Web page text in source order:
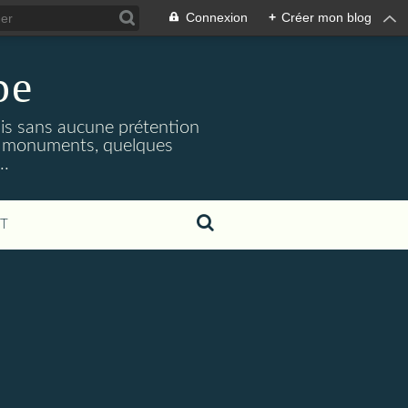
Connexion + Créer mon blog
sans aucune prétention
quelques